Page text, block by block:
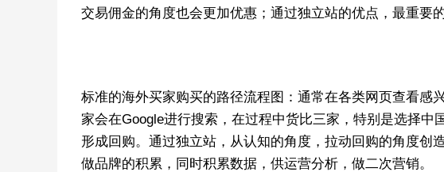
交易佣金的角度也会更加优惠；通过独立站的优点，最重要
标准的海外买家购买的路径流程图：通常在各类网页查看感
家会在Google进行搜索，在过程中货比三家，特别是选择
形成回购。通过独立站，从认知的角度，拉动回购的角度创
做品牌的积累，同时积累数据，供运营分析，做二次营销。